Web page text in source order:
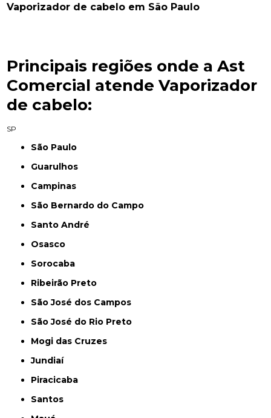
Vaporizador de cabelo em São Paulo
Principais regiões onde a Ast
Comercial atende Vaporizador
de cabelo:
SP
São Paulo
Guarulhos
Campinas
São Bernardo do Campo
Santo André
Osasco
Sorocaba
Ribeirão Preto
São José dos Campos
São José do Rio Preto
Mogi das Cruzes
Jundiaí
Piracicaba
Santos